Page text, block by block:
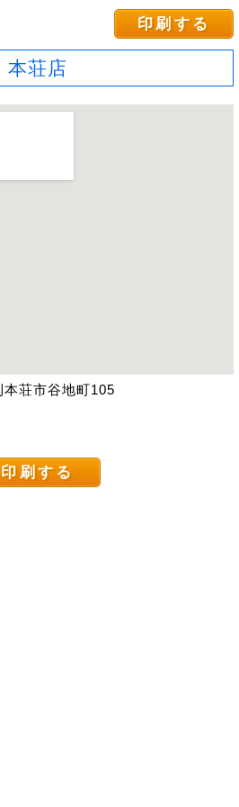
印刷する
本荘店
荘市谷地町105
印刷する